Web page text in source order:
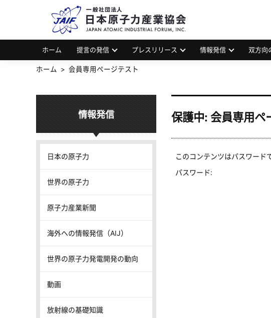
JAPAN ATOMIC
ホーム 提言の発信 プレスリリース 情報発信 双方向
ホーム 会員専用ページテスト
保護中: 会員専用ペ
このコンテンツはパスワード
パスワード:
情報発信
日本の原子力
世界の原子力
原子力産業新聞
海外への情報発信（AIJ）
世界の原子力発電開発の動向
動画
放射線の基礎知識